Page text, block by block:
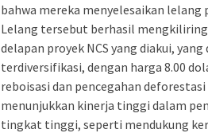
bahwa mereka menyelesaikan
Lelang tersebut berhasil mengkiliring
delapan proyek NCS yang diakui,
terdiversifikasi, dengan harga 8.00
reboisasi dan pencegahan
menunjukkan kinerja tinggi dalam
tingkat tinggi, seperti mendukung